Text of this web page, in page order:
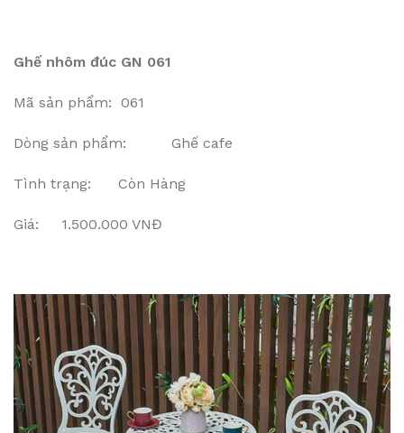
Ghế nhôm đúc GN 061
Mã sản phẩm: 061
Dòng sản phẩm: Ghế cafe
Tình trạng: Còn Hàng
Giá: 1.500.000 VNĐ